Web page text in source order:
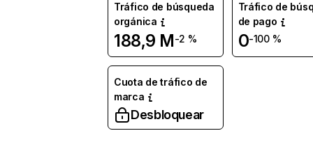
Tráfico de búsqueda
orgánica
188,9 M-2 %
Tráfico de
de pago
0-100 %
Cuota de tráfico de
marca
Desbloquear